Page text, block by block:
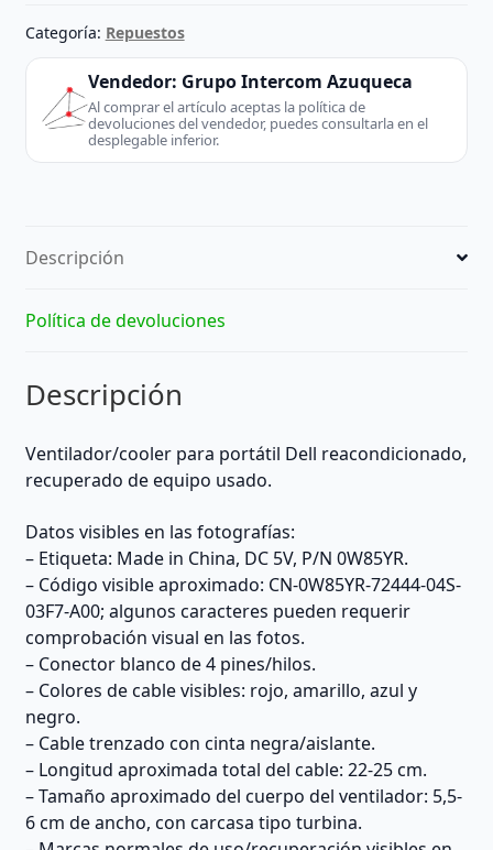
0W85YR
DC
Reacondicionado
cantidad
Categoría: Repuestos
Vendedor: Grupo Intercom Azuqueca
Al comprar el artículo aceptas la política de
devoluciones del vendedor, puedes consultarla en el
desplegable inferior.
Descripción
Política de devoluciones
Descripción
Ventilador/cooler para portátil Dell reacondicionado,
recuperado de equipo usado.
Datos visibles en las fotografías:
– Etiqueta: Made in China, DC 5V, P/N 0W85YR.
– Código visible aproximado: CN-0W85YR-72444-04S-
03F7-A00; algunos caracteres pueden requerir
comprobación visual en las fotos.
– Conector blanco de 4 pines/hilos.
– Colores de cable visibles: rojo, amarillo, azul y
negro.
– Cable trenzado con cinta negra/aislante.
– Longitud aproximada total del cable: 22-25 cm.
– Tamaño aproximado del cuerpo del ventilador: 5,5-
6 cm de ancho, con carcasa tipo turbina.